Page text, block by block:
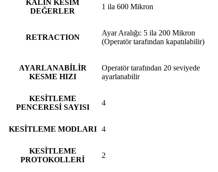
KALIN KESİM
DEĞERLER
1 ila 600 Mikron
RETRACTION
Ayar Aralığı: 5 ila 200 Mikron
(Operatör tarafından kapatılabilir)
AYARLANABİLİR
KESME HIZI
Operatör tarafından 20 seviyede
ayarlanabilir
KESİTLEME
PENCERESİ SAYISI
4
KESİTLEME MODLARI 4
KESİTLEME
PROTOKOLLERİ
2